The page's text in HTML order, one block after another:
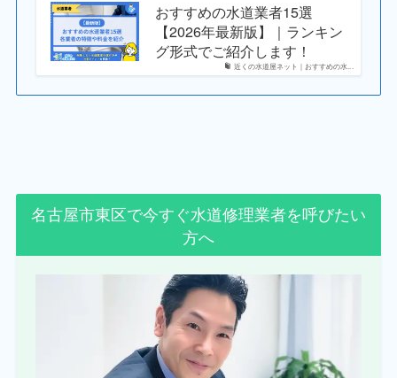
近くの水道屋ネット｜おすすめの水...
おすすめの水道業者15選
【2026年最新版】｜ランキン
グ形式でご紹介します！
名古屋市東区で今すぐ水道修理業者を呼びたい
方へ